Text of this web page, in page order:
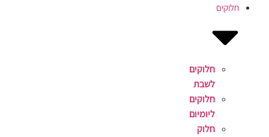
חלוקים
חלוקים
לשבת
חלוקים
ליומיום
חלוק